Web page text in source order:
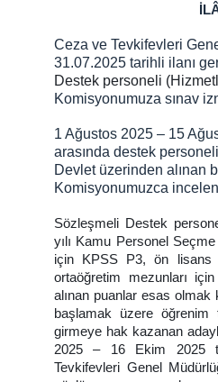
İCRA DAİRELERİ BAŞKANLIĞI
İCRA DAİRELERİ IBAN
İCRA DAİRELERİ AKTARILAN
ANKARA İCRA DAİRELERİ-İLETİŞİM
ULAŞIM/İLETİŞİM
Ceza ve Tevkifevleri
31.07.2025 tarihli ilanı
Destek personeli
Komisyonumuza sınav
1 Ağustos 2025 – 15
arasında destek
Devlet üzerinden alınan
Komisyonumuzca
Sözleşmeli Destek
yılı Kamu Personel
için KPSS P3, ön lisans
ortaöğretim mezunları
alınan puanlar esas olmak
başlamak üzere öğrenim
girmeye hak kazanan
2025 – 16 Ekim 2025
Tevkifevleri Genel